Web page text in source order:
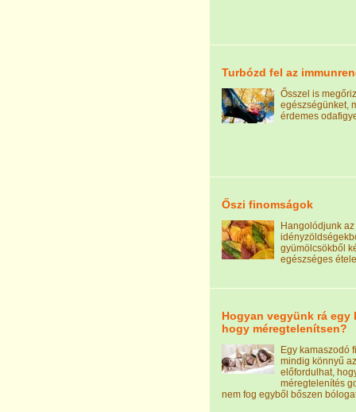
Turbózd fel az
Ősszel is
egészségünket,
érdemes
Őszi finomságok
Hangolódjunk
gyümölcsökből
egészséges
Hogyan vegyünk rá egy
hogy méregtelenítsen?
Egy kamaszodó
mindig könnyű
előfordulhat,
méregtelenítés
nem fog egyből bőszen